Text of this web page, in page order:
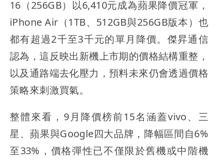
16（256GB）以6,410元成為蘋果降價冠軍，
iPhone Air（1TB、512GB與256GB版本）也
都有超過2千至3千元的單月降價。傑昇通信
認為，這反映出新機上市期的價格結構重整，
以及通路端去化壓力，預料未來仍會透過價格
策略來刺激買氣。
整體來看，9月降價榜前15名涵蓋vivo、三
星、蘋果與Google四大品牌，降幅區間自6%
至33%，價格彈性已不僅限於舊機或中階機